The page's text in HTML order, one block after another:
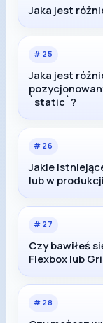
Jaka jest
# 25
Jaka jest
`static`?
# 26
Jakie
lub w
# 27
Czy bawiłeś
Flexbox lub
# 28